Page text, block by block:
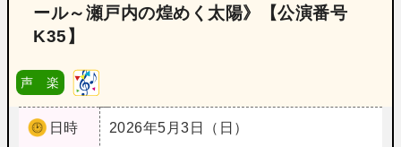
ール～瀬戸内の煌めく太陽》【公演番号
K35】
声 楽
日時
2026年5月3日（日）